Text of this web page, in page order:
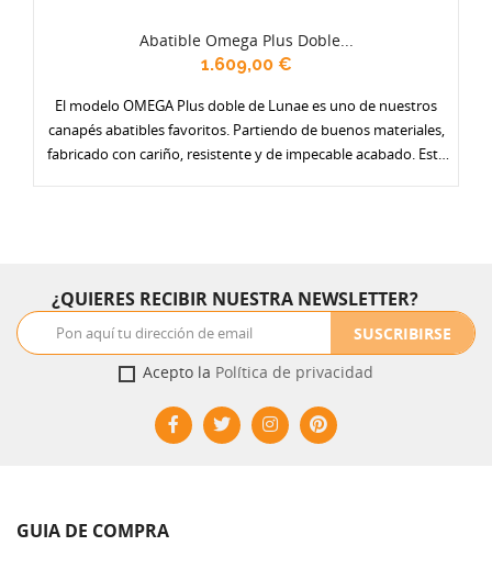
Abatible Omega Plus Doble...
1.609,00 €
El modelo OMEGA Plus doble de Lunae es uno de nuestros
canapés abatibles favoritos. Partiendo de buenos materiales,
fabricado con cariño, resistente y de impecable acabado. Está
¿QUIERES RECIBIR NUESTRA NEWSLETTER?
SUSCRIBIRSE
Acepto la Política de privacidad
GUIA DE COMPRA